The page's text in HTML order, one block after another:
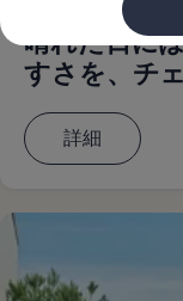
ファイナ
フ
カ
晴れた日に
すさを、チ
詳細